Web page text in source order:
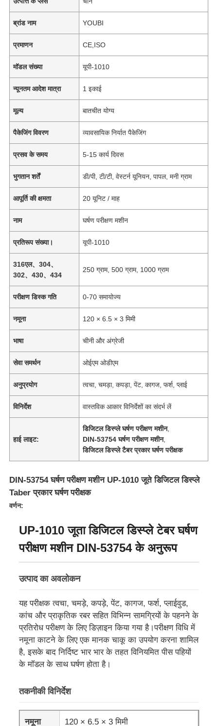
होम
उत्पाद
हमारे बारे में
ब्रांड नाम YOUBI
प्रमाणन CE,ISO
मॉडल संख्या यूपी-1010
न्यूनतम आदेश मात्रा 1 इकाई
मूल्य बातचीत योग्य
पैकेजिंग विवरण व्यावसायिक निर्यात पैकेजिंग
प्रसव के समय 5-15 कार्य दिवस
भुगतान शर्तें डी/पी, टी/टी, वेस्टर्न यूनियन, पापल, मनी ग्राम
आपूर्ति की क्षमता 20 यूनिट / माह
नाम घर्षण परीक्षण मशीन
प्रतिरूप संख्या। यूपी-1010
316एल、304、
302、430、434
250 ग्राम, 500 ग्राम, 1000 ग्राम
परीक्षण डिस्क गति 0-70 समायोज्य
नमूना 120 × 6.5 × 3 मिमी
भाषा चीनी और अंग्रेजी
सेवा समर्थन ओईएम ओडीएम
अनुप्रयोग त्वचा, चमड़ा, कपड़ा, पेंट, कागज, फर्श, प्लाई
विनिर्देश वास्तविक आकार विनिर्देशों का संदर्भ लें
हाई लाइट:
डिजिटल डिस्प्ले घर्षण परीक्षण मशीन,
DIN-53754 घर्षण परीक्षण मशीन,
डिजिटल डिस्प्ले टैबर प्रकार घर्षण परीक्षक
DIN-53754 घर्षण परीक्षण मशीन UP-1010 जूते डिजिटल डिस्प्ले
Taber प्रकार घर्षण परीक्षक
वर्णन:
UP-1010 जूता डिजिटल डिस्प्ले टेबर घर्षण
परीक्षण मशीन DIN-53754 के अनुरूप
उत्पाद का अवलोकन
यह परीक्षक त्वचा, चमड़े, कपड़े, पेंट, कागज, फर्श, प्लाईवुड,
कांच और प्राकृतिक रबर सहित विभिन्न सामग्रियों के पहनने के
प्रतिरोध परीक्षण के लिए डिज़ाइन किया गया है।परीक्षण विधि में
नमूना काटने के लिए एक मानक चाकू का उपयोग करना शामिल
है, इसके बाद निर्दिष्ट भार भार के तहत विनियमित पीस पहियों
के मॉडल के साथ घर्षण होता है।
तकनीकी विनिर्देश
नमूना 120 × 6.5 × 3 मिमी